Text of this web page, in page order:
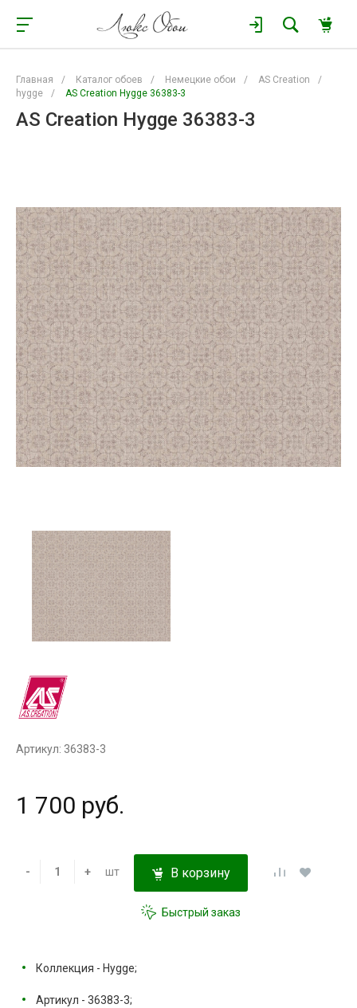
Главная / Каталог обоев / Немецкие обои / AS Creation
/
hygge
/ AS Creation Hygge 36383-3
AS Creation Hygge 36383-3
Артикул: 36383-3
1 700 руб.
- + шт В корзину
Быстрый заказ
Коллекция - Hygge;
Артикул - 36383-3;